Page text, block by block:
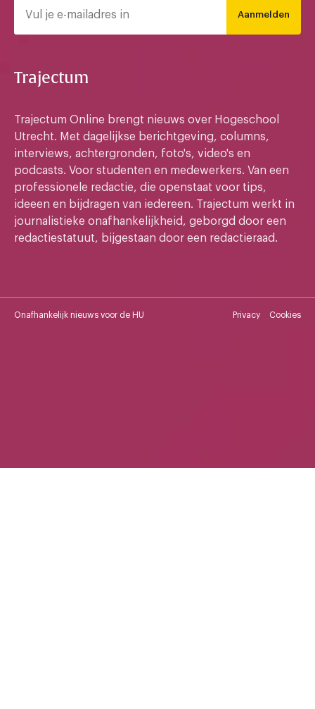
Aanmelden
Trajectum
Trajectum Online brengt nieuws over Hogeschool
Utrecht. Met dagelijkse berichtgeving, columns,
interviews, achtergronden, foto's, video's en
podcasts. Voor studenten en medewerkers. Van een
professionele redactie, die openstaat voor tips,
ideeen en bijdragen van iedereen. Trajectum werkt in
journalistieke onafhankelijkheid, geborgd door een
redactiestatuut, bijgestaan door een redactieraad.
Onafhankelijk nieuws voor de HU Privacy Cookies